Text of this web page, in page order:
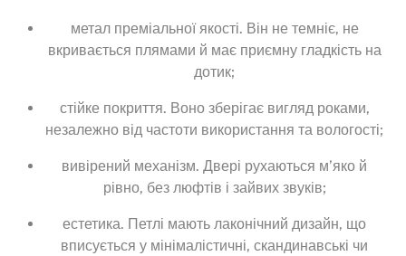
метал преміальної якості. Він не темніє, не
вкривається плямами й має приємну гладкість на
дотик;
стійке покриття. Воно зберігає вигляд роками,
незалежно від частоти використання та вологості;
вивірений механізм. Двері рухаються м’яко й
рівно, без люфтів і зайвих звуків;
естетика. Петлі мають лаконічний дизайн, що
вписується у мінімалістичні, скандинавські чи